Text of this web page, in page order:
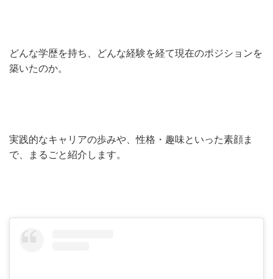
どんな学歴を持ち、どんな経験を経て現在のポジションを
築いたのか。
実践的なキャリアの歩みや、性格・趣味といった素顔ま
で、まるごと紹介します。